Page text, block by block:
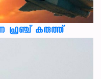
ഫ്രഞ്ച് കരുത്ത്